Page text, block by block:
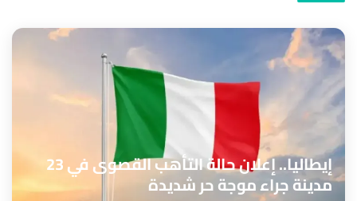
إيطاليا.. إعلان حالة التأهب القصوى في 23
مدينة جراء موجة حر شديدة